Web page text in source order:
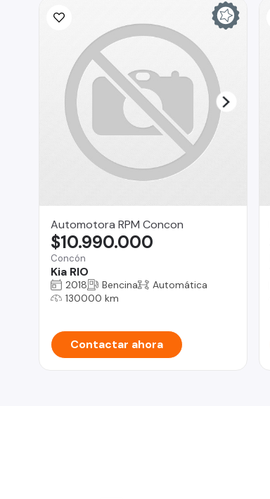
Automotora RPM Concon
Concón
Kia RIO
$10.990.000
2018 Bencina
Automática
130000 km
Contactar ahora